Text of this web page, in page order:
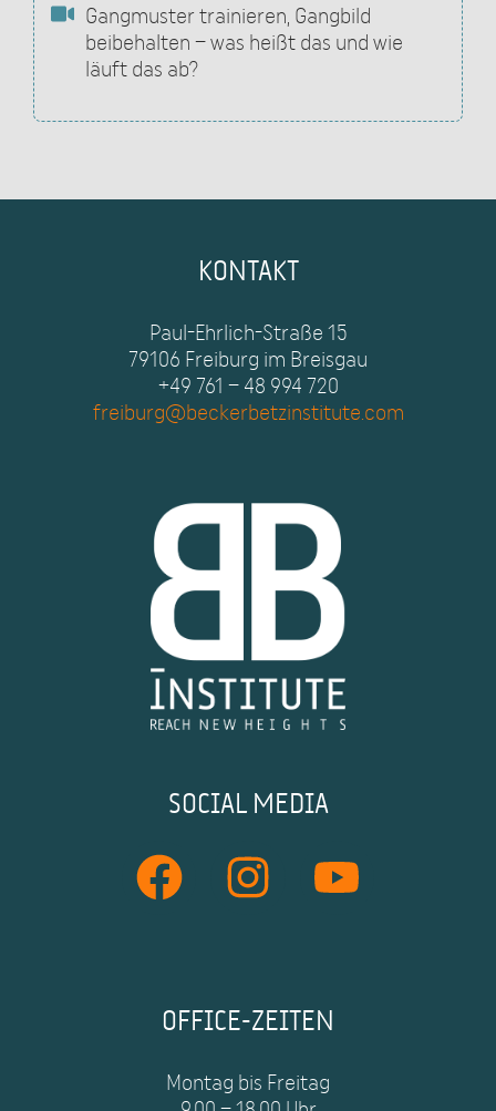
Gangmuster trainieren, Gangbild
beibehalten – was heißt das und wie
läuft das ab?
KONTAKT
Paul-Ehrlich-Straße 15
79106 Freiburg im Breisgau
+49 761 – 48 994 720
freiburg@beckerbetzinstitute.com
SOCIAL MEDIA
OFFICE-ZEITEN
Montag bis Freitag